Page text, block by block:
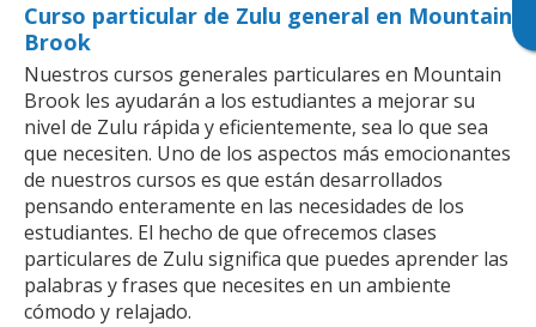
Curso particular de Zulu general en Mountain
Brook
Nuestros cursos generales particulares en Mountain
Brook les ayudarán a los estudiantes a mejorar su
nivel de Zulu rápida y eficientemente, sea lo que sea
que necesiten. Uno de los aspectos más emocionantes
de nuestros cursos es que están desarrollados
pensando enteramente en las necesidades de los
estudiantes. El hecho de que ofrecemos clases
particulares de Zulu significa que puedes aprender las
palabras y frases que necesites en un ambiente
cómodo y relajado.